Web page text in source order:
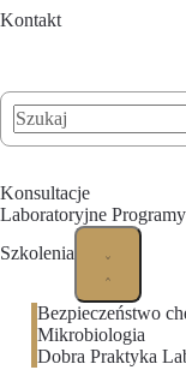
Kontakt
Szukaj
Konsultacje
Laboratoryjne
Szkolenia
Bezpieczeństwo
Mikrobiologia
Dobra Praktyka